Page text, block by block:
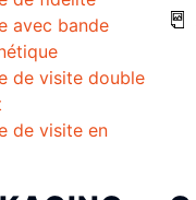
avec bande
de visite double
de visite en